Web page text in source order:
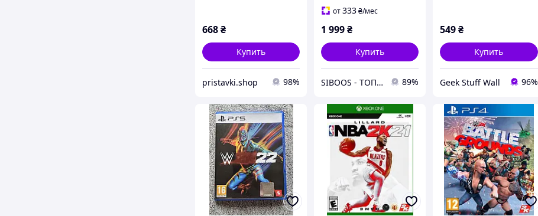
668₴
Купить
pristavki.shop 98%
от333₴/мес
1 999₴
Купить
SIBOOS - ТОПовые товары по классным ценам :) 89%
549₴
Купить
Geek Stuff Wall 96%